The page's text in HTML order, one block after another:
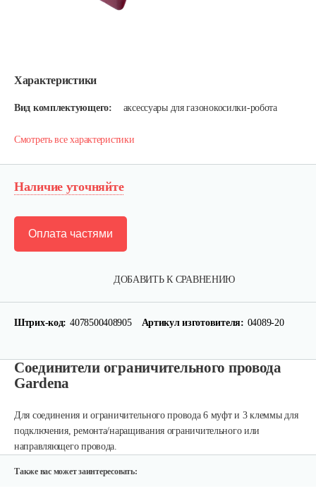
Характеристики
Вид комплектующего: аксессуары для газонокосилки-робота
Смотреть все характеристики
Наличие уточняйте
ДОБАВИТЬ К СРАВНЕНИЮ
Оплата частями
Штрих-код: 4078500408905 Артикул изготовителя: 04089-20
Соединители ограничительного провода
Gardena
Для соединения и ограничительного провода6 муфт и 3 клеммы для
подключения, ремонта/наращивания ограничительного или
направляющего провода.
Также вас может заинтересовать:
Зарядное устройство Stiga SCG 48 AE
150 руб